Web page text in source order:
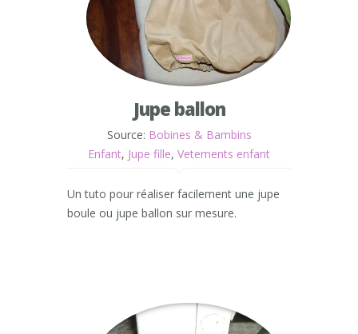
Jupe ballon
Source: Bobines & Bambins
Enfant, Jupe fille, Vetements enfant
Un tuto pour réaliser facilement une jupe
boule ou jupe ballon sur mesure.